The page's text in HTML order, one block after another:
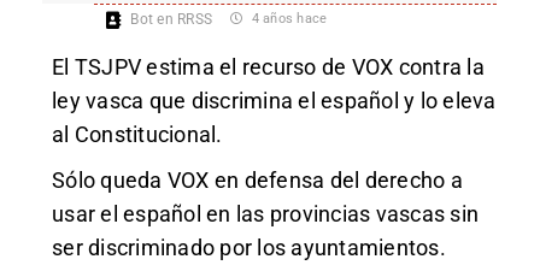
Bot en RRSS 4 años hace
El TSJPV estima el recurso de VOX contra la
ley vasca que discrimina el español y lo eleva
al Constitucional.
Sólo queda VOX en defensa del derecho a
usar el español en las provincias vascas sin
ser discriminado por los ayuntamientos.